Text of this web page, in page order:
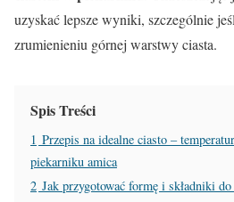
uzyskać lepsze wyniki, szczególnie
zrumienieniu górnej warstwy ciasta.
Spis Treści
1 Przepis na idealne ciasto –
piekarniku amica
2 Jak przygotować formę i składniki